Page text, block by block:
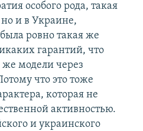
особого рода, такая
и в Украине,
ровно такая же
гарантий, что
же модели через
что это тоже
которая не
активностью.
и украинского